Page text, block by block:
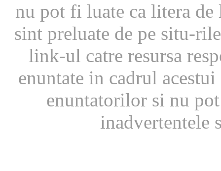
nu pot fi luate ca litera de
sint preluate de pe situ-
link-ul catre resursa
enuntate in cadrul
enuntatorilor si nu
inadvertentele